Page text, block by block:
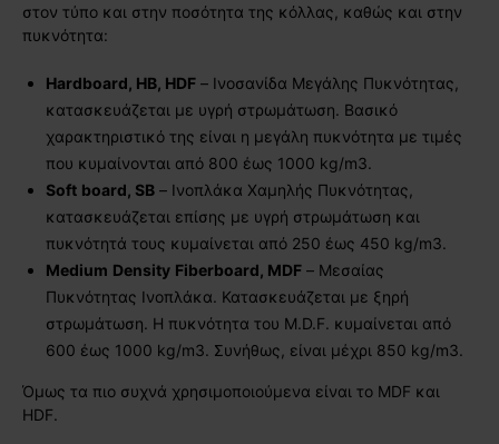
στον τύπο και στην ποσότητα της κόλλας, καθώς και στην
πυκνότητα:
Hardboard, HB, HDF – Ινοσανίδα Μεγάλης Πυκνότητας,
κατασκευάζεται με υγρή στρωμάτωση. Βασικό
χαρακτηριστικό της είναι η μεγάλη πυκνότητα με τιμές
που κυμαίνονται από 800 έως 1000 kg/m3.
Soft board, SB – Ινοπλάκα Χαμηλής Πυκνότητας,
κατασκευάζεται επίσης με υγρή στρωμάτωση και
πυκνότητά τους κυμαίνεται από 250 έως 450 kg/m3.
Medium Density Fiberboard, MDF – Μεσαίας
Πυκνότητας Ινοπλάκα. Κατασκευάζεται με ξηρή
στρωμάτωση. Η πυκνότητα του M.D.F. κυμαίνεται από
600 έως 1000 kg/m3. Συνήθως, είναι μέχρι 850 kg/m3.
Όμως τα πιο συχνά χρησιμοποιούμενα είναι το MDF και
HDF.